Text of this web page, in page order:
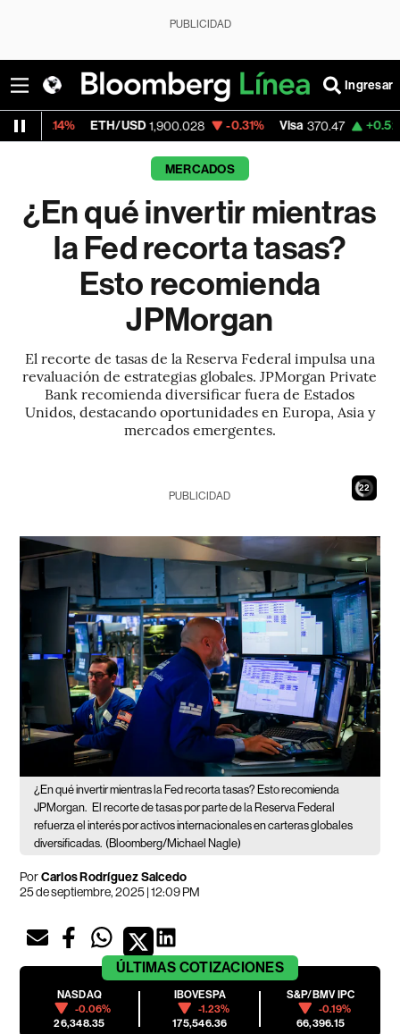
PUBLICIDAD
Ingresar
1,900.028 -0.31% Visa 370.47 +0.52%
MERCADOS
¿En qué invertir mientras
la Fed recorta tasas?
Esto recomienda
JPMorgan
El recorte de tasas de la Reserva Federal impulsa una
revaluación de estrategias globales. JPMorgan Private
Bank recomienda diversificar fuera de Estados
Unidos, destacando oportunidades en Europa, Asia y
mercados emergentes.
21
PUBLICIDAD
¿En qué invertir mientras la Fed recorta tasas? Esto recomienda
JPMorgan. El recorte de tasas por parte de la Reserva Federal
refuerza el interés por activos internacionales en carteras globales
diversificadas. (Bloomberg/Michael Nagle)
PorCarlos Rodríguez Salcedo
25 de septiembre, 2025 | 12:09 PM
ÚLTIMAS COTIZACIONES
NASDAQ
-0.06%
26,348.35
IBOVESPA
-1.23%
175,546.36
S&P/BMV IPC
-0.19%
66,396.15